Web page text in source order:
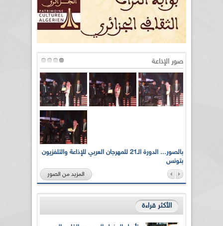
صور الإذاعة
بالصور... الدورة الـ21 للمهرجان العربي للإذاعة والتلفزيون
بتونس
المزيد من الصور
الأكثر قراءة